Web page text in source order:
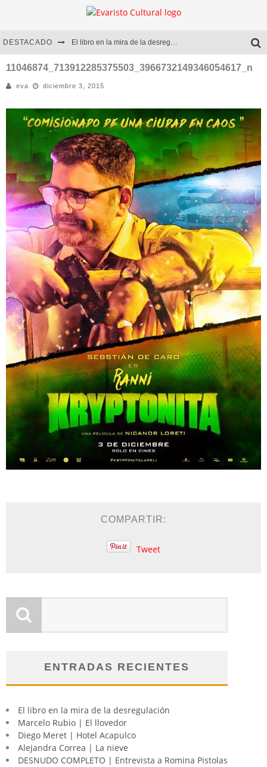
DESTACADO El libro en la mira de la desregulación
Marcelo Rubio | El llovedor
Diego Meret | Hotel Acapulco
Alejandra Correa | La nieve
11046874_713912285375503_3966732149346054617_n
eva diciembre 3, 2015
COMPARTIR:
Tweet
ENTRADAS RECIENTES
El libro en la mira de la desregulación
Marcelo Rubio | El llovedor
Diego Meret | Hotel Acapulco
Alejandra Correa | La nieve
DESNUDO COMPLETO | Entrevista a Romina Pistolas